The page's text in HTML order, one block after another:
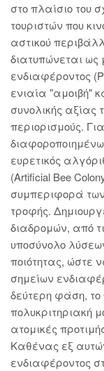
στο πλαίσιο του
τουριστών που
αστικού
διατυπώνεται ως
ενδιαφέροντος
ενιαία "αμοιβή"
συνολικής αξίας
περιορισμούς.
ευρετικός
(Artificial Bee
συμπεριφορά
τροφής.
διαδρομών, από
υποσύνολο
ποιότητας, ώστε
σημείων
δεύτερη φάση, το
πολυκριτηριακή
ατομικές
Καθένας εξ
ενδιαφέροντος